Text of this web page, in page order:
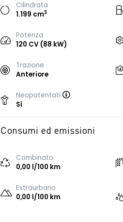
Cilindrata
1.199 cm3
Potenza
120 CV (88 kW)
Trazione
Anteriore
Neopatentati
Sì
Consumi ed emissioni
Combinato
0,00 l/100 km
Extraurbano
0,00 l/100 km